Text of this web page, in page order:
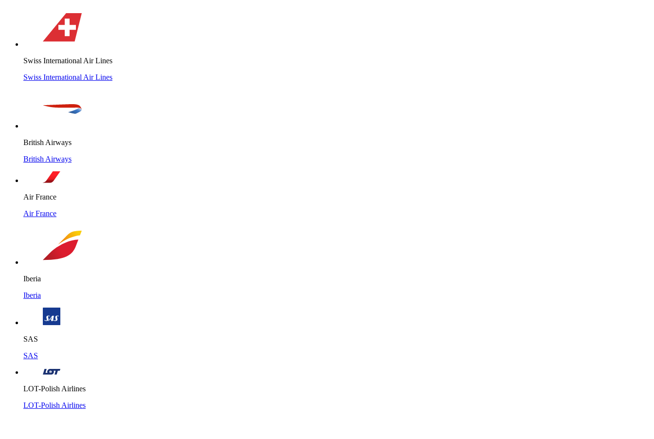
Swiss International Air Lines
Swiss International Air Lines
British Airways
British Airways
Air France
Air France
Iberia
Iberia
SAS
SAS
LOT-Polish Airlines
LOT-Polish Airlines